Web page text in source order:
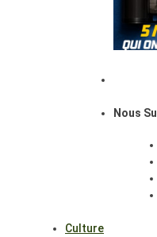
Nous
Culture